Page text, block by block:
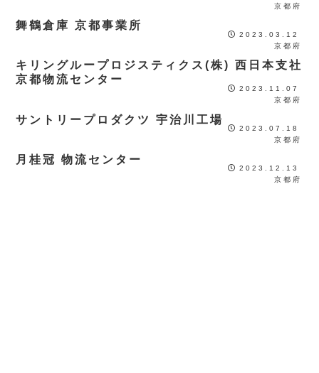
京都府
舞鶴倉庫 京都事業所
2023.03.12
京都府
キリングループロジスティクス(株) 西日本支社
京都物流センター
2023.11.07
京都府
サントリープロダクツ 宇治川工場
2023.07.18
京都府
月桂冠 物流センター
2023.12.13
京都府